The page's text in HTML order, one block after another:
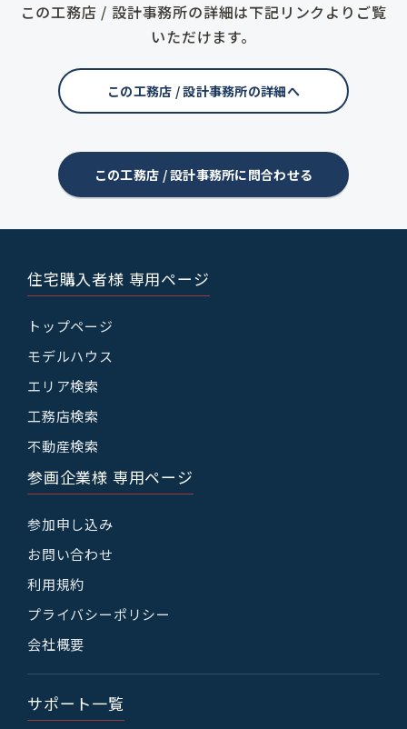
この工務店 / 設計事務所の詳細は下記リンクよりご覧
いただけます。
この工務店 / 設計事務所の詳細へ
この工務店 / 設計事務所に問合わせる
住宅購入者様 専用ページ
トップページ
モデルハウス
エリア検索
工務店検索
不動産検索
参画企業様 専用ページ
参加申し込み
お問い合わせ
利用規約
プライバシーポリシー
会社概要
サポート一覧